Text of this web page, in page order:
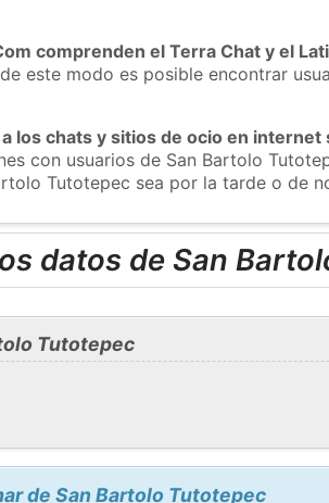
comprenden el Terra Chat y el
este modo es posible encontrar
los chats y sitios de ocio en
con usuarios de San Bartolo
Tutotepec sea por la tarde o de
datos de San
Tutotepec
de San Bartolo Tutotepec